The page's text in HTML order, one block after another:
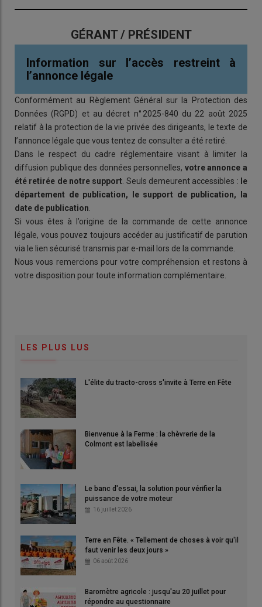
GÉRANT / PRÉSIDENT
Information sur l’accès restreint à
l’annonce légale
Conformément au Règlement Général sur la Protection des
Données (RGPD) et au décret n° 2025-840 du 22 août 2025
relatif à la protection de la vie privée des dirigeants, le texte de
l’annonce légale que vous tentez de consulter a été retiré.
Dans le respect du cadre réglementaire visant à limiter la
diffusion publique des données personnelles, votre annonce a
été retirée de notre support. Seuls demeurent accessibles : le
département de publication, le support de publication, la
date de publication.
Si vous êtes à l’origine de la commande de cette annonce
légale, vous pouvez toujours accéder au justificatif de parution
via le lien sécurisé transmis par e-mail lors de la commande.
Nous vous remercions pour votre compréhension et restons à
votre disposition pour toute information complémentaire.
LES PLUS LUS
L'élite du tracto-cross s'invite à Terre en Fête
Bienvenue à la Ferme : la chèvrerie de la
Colmont est labellisée
Le banc d'essai, la solution pour vérifier la
puissance de votre moteur
16 juillet 2026
Terre en Fête. « Tellement de choses à voir qu'il
faut venir les deux jours »
06 août 2026
Baromètre agricole : jusqu'au 20 juillet pour
répondre au questionnaire